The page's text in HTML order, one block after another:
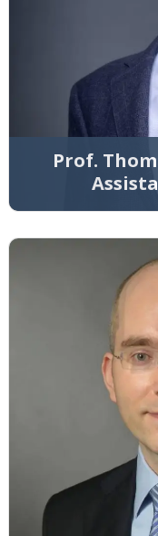
Prof.